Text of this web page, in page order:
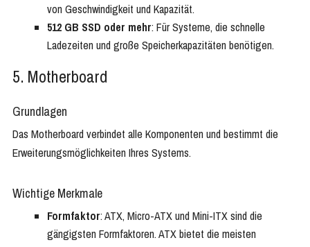
von Geschwindigkeit und Kapazität.
512 GB SSD oder mehr: Für Systeme, die schnelle
Ladezeiten und große Speicherkapazitäten benötigen.
5. Motherboard
Grundlagen
Das Motherboard verbindet alle Komponenten und bestimmt die
Erweiterungsmöglichkeiten Ihres Systems.
Wichtige Merkmale
Formfaktor: ATX, Micro-ATX und Mini-ITX sind die
gängigsten Formfaktoren. ATX bietet die meisten